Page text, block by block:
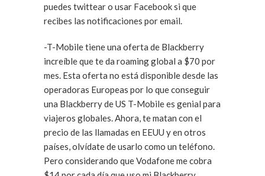
puedes twittear o usar Facebook si que
recibes las notificaciones por email.
-T-Mobile tiene una oferta de Blackberry
increíble que te da roaming global a $70 por
mes. Esta oferta no está disponible desde las
operadoras Europeas por lo que conseguir
una Blackberry de US T-Mobile es genial para
viajeros globales. Ahora, te matan con el
precio de las llamadas en EEUU y en otros
países, olvídate de usarlo como un teléfono.
Pero considerando que Vodafone me cobra